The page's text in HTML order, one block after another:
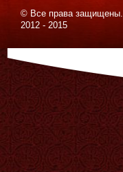
© Все права защищены.
2012 - 2015